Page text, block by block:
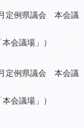
定例県議会 本会議
議場」）
定例県議会 本会議
議場」）